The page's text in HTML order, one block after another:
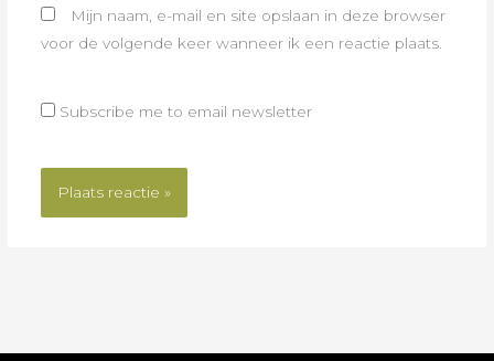
Mijn naam, e-mail en site opslaan in deze browser
voor de volgende keer wanneer ik een reactie plaats.
Subscribe me to email newsletter